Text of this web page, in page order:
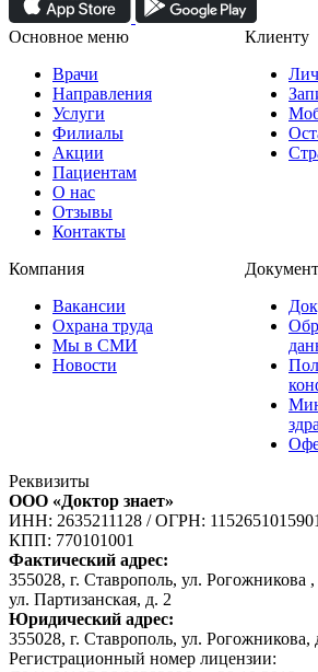
Основное меню
Врачи
Направления
Услуги
Филиалы
Акции
Пациентам
О нас
Отзывы
Контакты
Клиенту
Компания
Вакансии
Охрана труда
Мы в СМИ
Новости
Реквизиты
ООО «Доктор знает»
ИНН: 2635211128 /ОГРН: 1152651015901
КПП: 770101001
Фактический адрес:
355028, г. Ставрополь, ул. Рогожникова
ул. Партизанская, д. 2
Юридический адрес:
355028, г. Ставрополь, ул. Рогожникова,
Регистрационный номер лицензии: